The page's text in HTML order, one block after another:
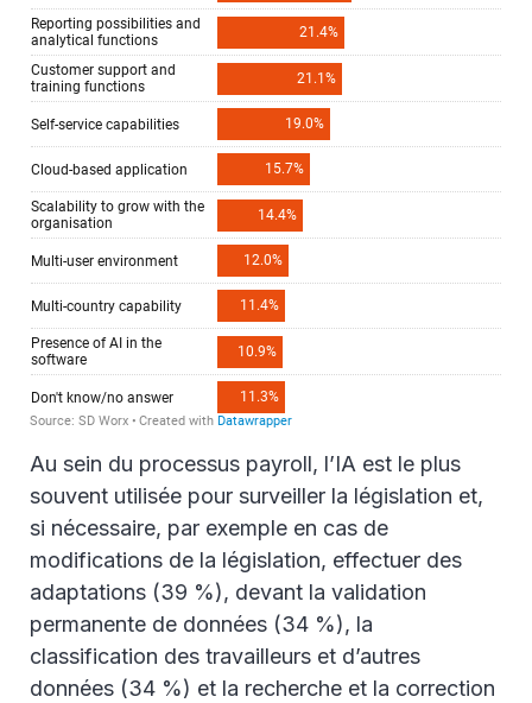
Au sein du processus payroll, l’IA est le plus
souvent utilisée pour surveiller la législation et,
si nécessaire, par exemple en cas de
modifications de la législation, effectuer des
adaptations (39 %), devant la validation
permanente de données (34 %), la
classification des travailleurs et d’autres
données (34 %) et la recherche et la correction